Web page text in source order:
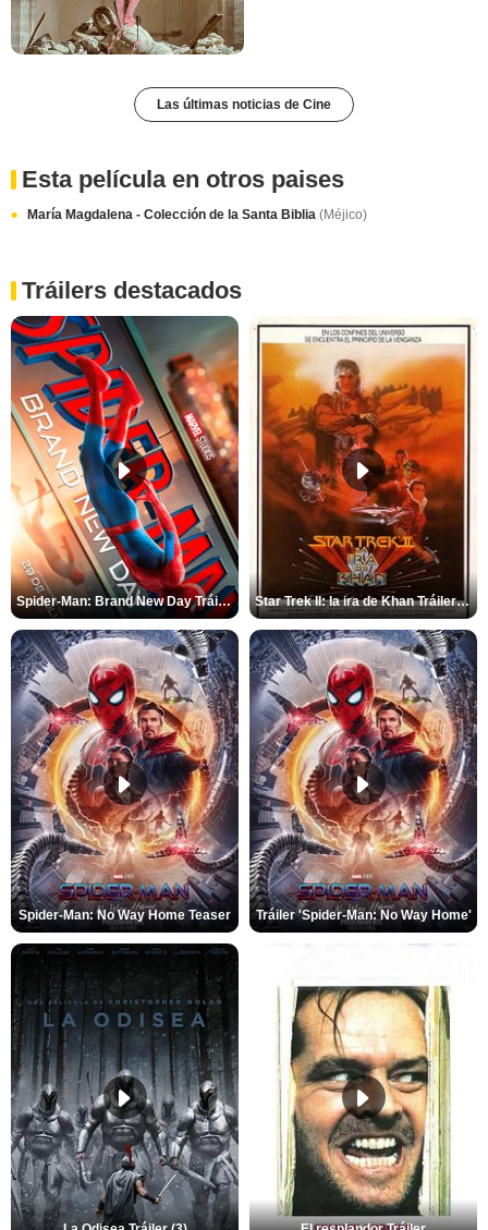
Las últimas noticias de Cine
Esta película en otros paises
María Magdalena - Colección de la Santa Biblia (Méjico)
Tráilers destacados
Spider-Man: Brand New Day Tráiler (3) Star Trek II: la ira de Khan Tráiler VO
Spider-Man: No Way Home Teaser Tráiler 'Spider-Man: No Way Home'